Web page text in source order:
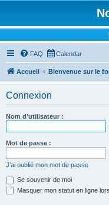
FAQ Calendar
Accueil Bienvenue sur le
Connexion
Nom d’utilisateur :
Mot de passe :
J’ai oublié mon mot de passe
Se souvenir de moi
Masquer mon statut en ligne